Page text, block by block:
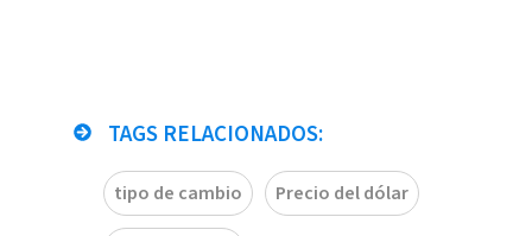
TAGS RELACIONADOS:
tipo de cambio Precio del dólar